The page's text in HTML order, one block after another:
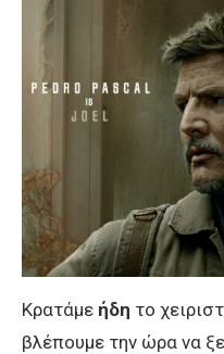
Κρατάμε ήδη το
βλέπουμε την ώρα να